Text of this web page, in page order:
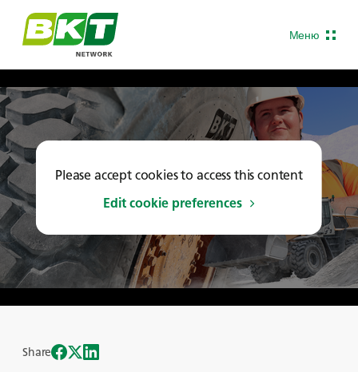
Меню
Please accept cookies to access this content
Edit cookie preferences
Share